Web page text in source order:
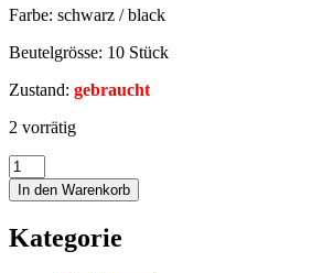
Farbe: schwarz / black
Beutelgrösse: 10 Stück
Zustand: gebraucht
2 vorrätig
In den Warenkorb
Kategorie